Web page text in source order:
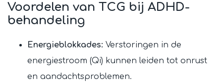
Voordelen van TCG bij ADHD-
behandeling
Energieblokkades: Verstoringen in de
energiestroom (Qi) kunnen leiden tot onrust
en aandachtsproblemen.